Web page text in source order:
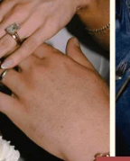
В зоне
широкий
картофель фри